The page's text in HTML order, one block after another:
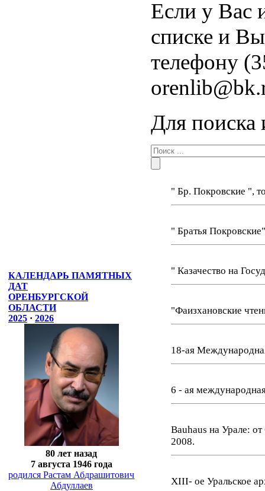
КАЛЕНДАРЬ ПАМЯТНЫХ
ДАТ
ОРЕНБУРГСКОЙ
ОБЛАСТИ
2025 · 2026
80 лет назад
7 августа 1946 года
родился Растам Абдрашитович
Абдуллаев
Если у Вас
списке и
телефону
Для поиска
" Бр. Покровские ",
" Братья
" Казачество на
"Фаизхановские
18-ая
6 - ая
Bauhaus на Урале:
2008.
XIII- ое Уральское